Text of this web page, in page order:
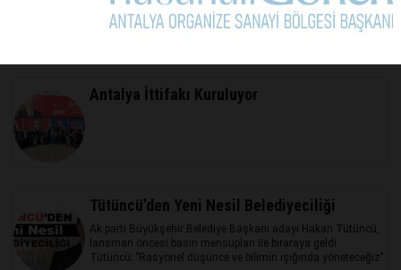
AK Parti Antalya İl Kadın Kolları Başkanlığında 154 kişiye
Siyaset Akademisi Kadın Eğitim Programı neticesinde
Antalya İttifakı Kuruluyor
Tütüncü’den Yeni Nesil Belediyeciliği
Ak parti Büyükşehir Belediye Başkanı adayı Hakan Tütüncü,
lansman öncesi basın mensupları ile biraraya geldi.
Tütüncü; ‘’Rasyonel düşünce ve bilimin ışığında yöneteceğiz’’